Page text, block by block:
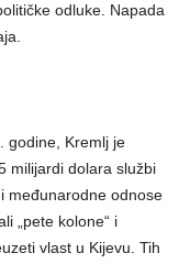
odluke. Napada
godine, Kremlj je
milijardi dolara službi
međunarodne odnose
„pete kolone“ i
vlast u Kijevu. Tih